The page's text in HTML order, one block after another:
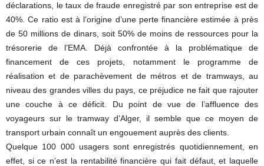
déclarations, le taux de fraude enregistré par son entreprise est de
40%. Ce ratio est à l’origine d’une perte financière estimée à près
de 50 millions de dinars, soit 50% de moins de ressources pour la
trésorerie de l’EMA. Déjà confrontée à la problématique de
financement de ces projets, notamment le programme de
réalisation et de parachèvement de métros et de tramways, au
niveau des grandes villes du pays, ce préjudice ne fait que rajouter
une couche à ce déficit. Du point de vue de l’affluence des
voyageurs sur le tramway d’Alger, il semble que ce moyen de
transport urbain connaît un engouement auprès des clients.
Quelque 100 000 usagers sont enregistrés quotidiennement, en
effet, si ce n’est la rentabilité financière qui fait défaut, et laquelle